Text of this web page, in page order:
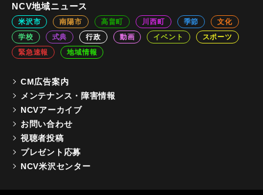
NCV地域ニュース
米沢市 南陽市 高畠町 川西町 季節
文化
学校
式典 行政 動画 イベント
スポーツ
緊急速報
地域情報
CM広告案内
メンテナンス・障害情報
NCVアーカイブ
お問い合わせ
視聴者投稿
プレゼント応募
NCV米沢センター